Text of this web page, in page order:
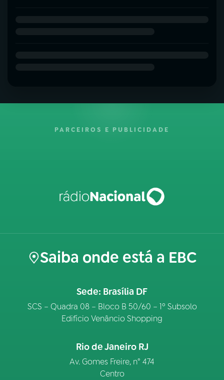
PARCEIROS E PUBLICIDADE
Saiba onde está a EBC
Sede: Brasília DF
SCS – Quadra 08 – Bloco B 50/60 – 1º Subsolo
Edifício Venâncio Shopping
Rio de Janeiro RJ
Av. Gomes Freire, n° 474
Centro